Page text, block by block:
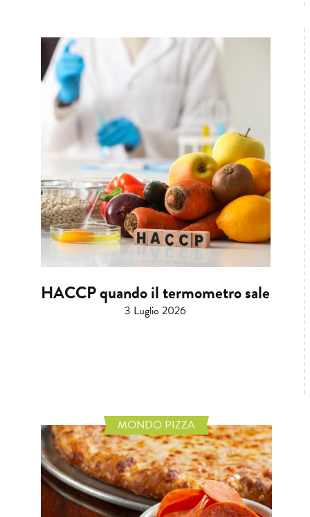
HACCP quando il termometro sale
3 Luglio 2026
MONDO PIZZA